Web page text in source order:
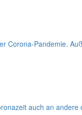
Corona-Pandemie.
auch an